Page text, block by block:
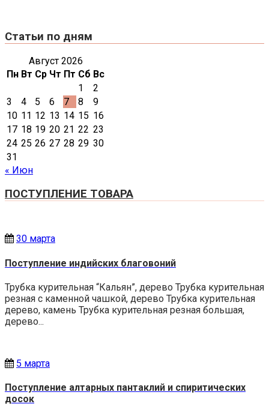
Статьи по дням
Август 2026
Пн Вт Ср Чт Пт Сб Вс
1
2
3
4 5 6 7 8
9
10 11 12 13 14 15 16
17 18 19 20 21 22 23
24 25 26 27 28 29 30
31
« Июн
ПОСТУПЛЕНИЕ ТОВАРА
30 марта
Поступление индийских благовоний
Трубка курительная “Кальян”, дерево Трубка курительная
резная с каменной чашкой, дерево Трубка курительная
дерево, камень Трубка курительная резная большая,
дерево...
5 марта
Поступление алтарных пантаклий и спиритических
досок